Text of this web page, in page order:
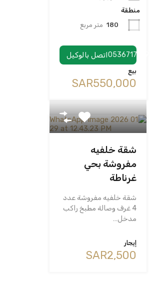
منطقة
180 متر مربع
اتصل بالوكيل 0536717199
بيع
‪SAR550,000
شقة خلفيه
مفروشة بحي
غرناطة
شقة خلفيه مفروشة عدد
4 غرف وصالة مطبخ راكب
مدخل…
إيجار
‪SAR2,500